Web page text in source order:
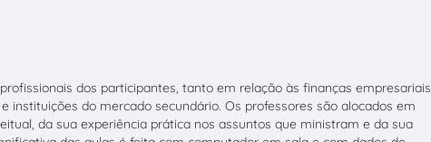
dos participantes, tanto em relação às finanças empresariais
instituições do mercado secundário. Os professores são alocados em
da sua experiência prática nos assuntos que ministram e da sua